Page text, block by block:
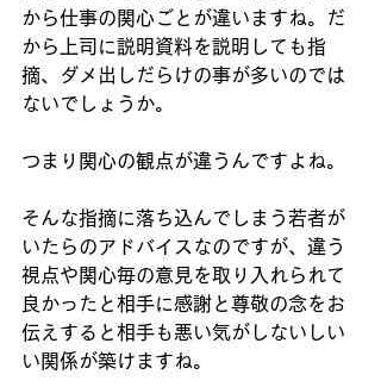
から仕事の関心ごとが違いますね。だ
から上司に説明資料を説明しても指
摘、ダメ出しだらけの事が多いのでは
ないでしょうか。
つまり関心の観点が違うんですよね。
そんな指摘に落ち込んでしまう若者が
いたらのアドバイスなのですが、違う
視点や関心毎の意見を取り入れられて
良かったと相手に感謝と尊敬の念をお
伝えすると相手も悪い気がしないしい
い関係が築けますね。